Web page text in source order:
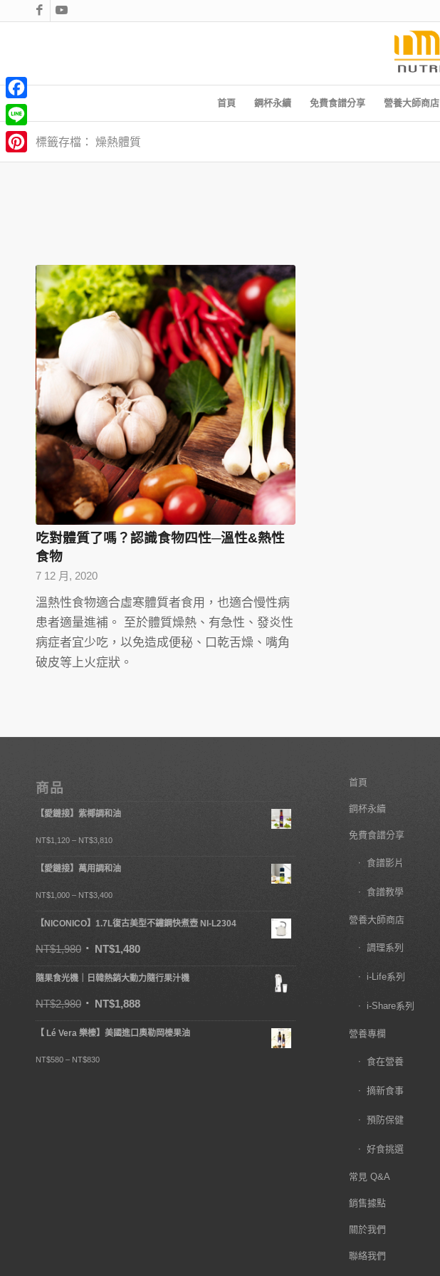
首頁 鋼杯永續 免費食譜分享 營養大師商店
標籤存檔： 燥熱體質
吃對體質了嗎？認識食物四性─溫性&熱性
食物
7 12 月, 2020
溫熱性食物適合虛寒體質者食用，也適合慢性病
患者適量進補。 至於體質燥熱、有急性、發炎性
病症者宜少吃，以免造成便秘、口乾舌燥、嘴角
破皮等上火症狀。
商品
【愛鏈接】紫椰調和油
NT$1,120 – NT$3,810
【愛鏈接】萬用調和油
NT$1,000 – NT$3,400
【NICONICO】1.7L復古美型不鏽鋼快煮壺 NI-L2304
NT$1,980 NT$1,480
隨果食光機｜日韓熱銷大動力隨行果汁機
NT$2,980 NT$1,888
【 Lé Vera 樂榛】美國進口奧勒岡榛果油
NT$580 – NT$830
首頁
鋼杯永續
免費食譜分享
食譜影片
食譜教學
營養大師商店
調理系列
i-Life系列
i-Share系列
營養專欄
食在營養
摘新食事
預防保健
好食挑選
常見 Q&A
銷售據點
關於我們
聯絡我們
Facebook
Line
Pinterest